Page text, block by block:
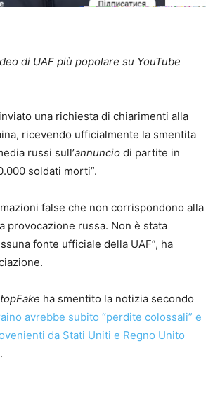
di UAF più popolare su YouTube
una richiesta di chiarimenti alla
ricevendo ufficialmente la smentita
russi sull’annuncio di partite in
soldati morti”.
false che non corrispondono alla
provocazione russa. Non è stata
fonte ufficiale della UAF”, ha
ha smentito la notizia secondo
avrebbe subito “perdite colossali” e
da Stati Uniti e Regno Unito
.